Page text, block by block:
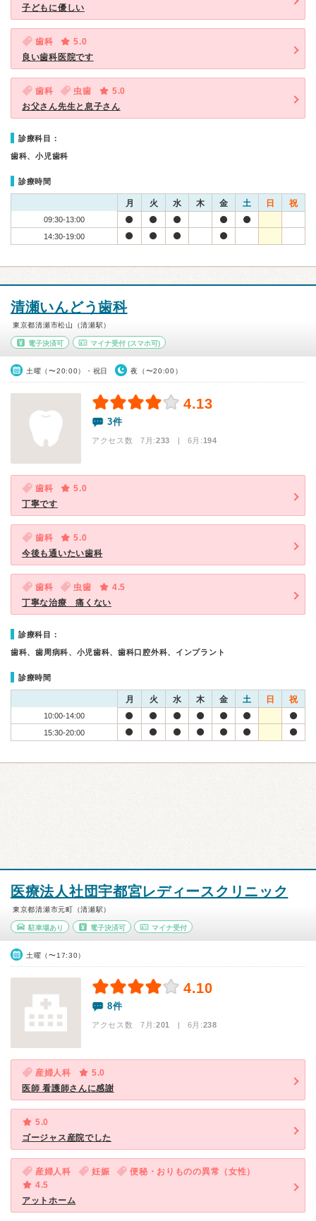
子どもに優しい
歯科
5.0
良い歯科医院です
歯科 虫歯
5.0
お父さん先生と息子さん
診療科目：
歯科、小児歯科
診療時間
月 火 水 木 金 土 日 祝
09:30-13:00
14:30-19:00
清瀬いんどう歯科
東京都清瀬市松山（清瀬駅）
電子決済可 マイナ受付(スマホ可)
土曜（〜20:00）・祝日 夜（〜20:00）
4.13
3件
アクセス数 7月:233 | 6月:194
歯科
5.0
丁寧です
歯科
5.0
今後も通いたい歯科
歯科 虫歯
4.5
丁寧な治療 痛くない
診療科目：
歯科、歯周病科、小児歯科、歯科口腔外科、インプラント
診療時間
月 火 水 木 金 土 日 祝
10:00-14:00
15:30-20:00
医療法人社団宇都宮レディースクリニック
東京都清瀬市元町（清瀬駅）
駐車場あり 電子決済可 マイナ受付
土曜（〜17:30）
4.10
8件
アクセス数 7月:201 | 6月:238
産婦人科
5.0
医師 看護師さんに感謝
5.0
ゴージャス産院でした
産婦人科 妊娠
便秘・おりものの異常（女性）
4.5
アットホーム